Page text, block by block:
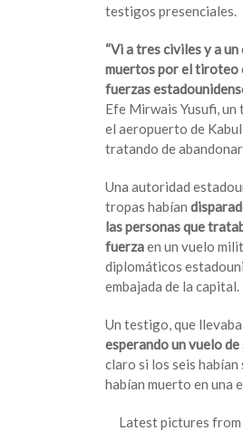
testigos presenciales.
“Vi a tres civiles y a
muertos por el tiroteo
fuerzas
Efe Mirwais Yusufi,
el aeropuerto de
tratando de abandonar
Una autoridad
tropas habían
las personas que
fuerzaen un vuelo
diplomáticos
embajada de la capital.
Un testigo, que llevaba
esperando un vuelo de
claro si los seis
habían muerto en una
Latest pictures